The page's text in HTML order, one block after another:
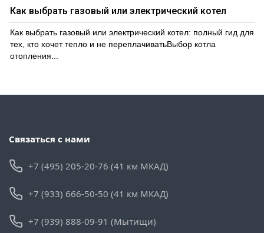
Как выбрать газовый или электрический котел
Как выбрать газовый или электрический котел: полный гид для
тех, кто хочет тепло и не переплачиватьВыбор котла
отопления...
Связаться с нами
+7 (495) 205-20-76 (41 км МКАД)
+7 (933) 666-50-50 (41 км МКАД)
+7 (939) 888-09-91 (Мытищи)